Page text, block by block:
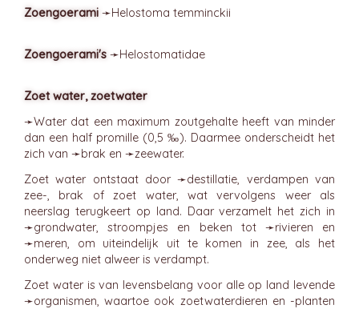
Zoengoerami ➛Helostoma temminckii
Zoengoerami's ➛Helostomatidae
Zoet water, zoetwater
➛Waterdat een maximum zoutgehalte heeft van minder
dan een half promille (0,5 ‰). Daarmee onderscheidt het
zich van ➛brak en ➛zeewater.
Zoet water ontstaat door ➛destillatie, verdampen van
zee-, brak of zoet water, wat vervolgens weer als
neerslag terugkeert op land. Daar verzamelt het zich in
➛grondwater, stroompjes en beken tot ➛rivieren en
➛meren, om uiteindelijk uit te komen in zee, als het
onderweg niet alweer is verdampt.
Zoet water is van levensbelang voor alle op land levende
➛organismen, waartoe ook zoetwaterdieren en -planten